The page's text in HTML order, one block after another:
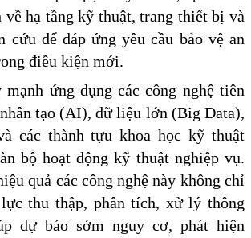
về hạ tầng kỹ thuật, trang thiết bị và
cứu để đáp ứng yêu cầu bảo vệ an
điều kiện mới.
ứng dụng các công nghệ tiên
tạo (AI), dữ liệu lớn (Big Data),
các thành tựu khoa học kỹ thuật
bộ hoạt động kỹ thuật nghiệp vụ.
quả các công nghệ này không chỉ
lực thu thập, phân tích, xử lý thông
dự báo sớm nguy cơ, phát hiện